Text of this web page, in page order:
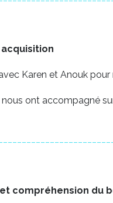
Karen et Anouk
ont accompagné
compréhension du